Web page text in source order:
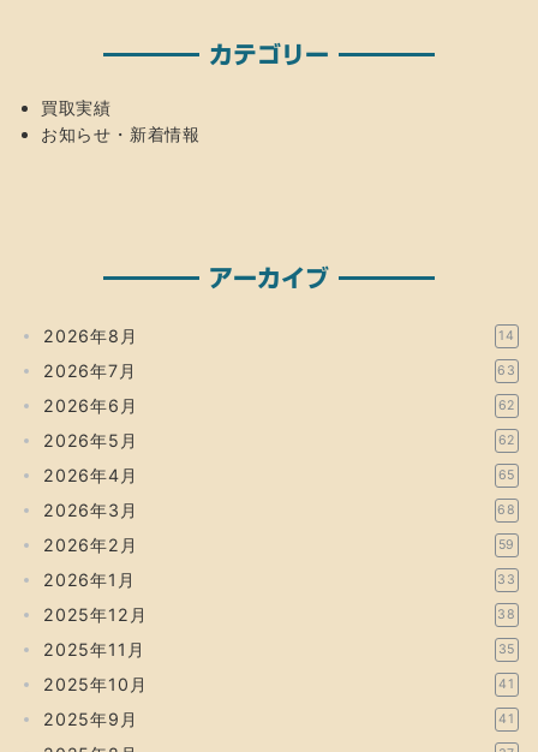
カテゴリー
買取実績
お知らせ・新着情報
アーカイブ
2026年8月 14
2026年7月 63
2026年6月 62
2026年5月 62
2026年4月 65
2026年3月 68
2026年2月 59
2026年1月 33
2025年12月 38
2025年11月 35
2025年10月 41
2025年9月 41